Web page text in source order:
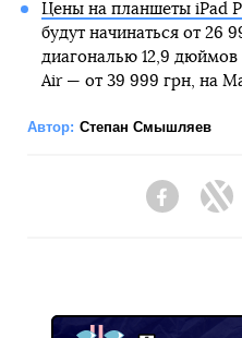
Цены на планшеты iPad
будут начинаться от 26
диагональю 12,9
Air — от 39 999 грн, на
Автор: Степан Смышляев
Facebook